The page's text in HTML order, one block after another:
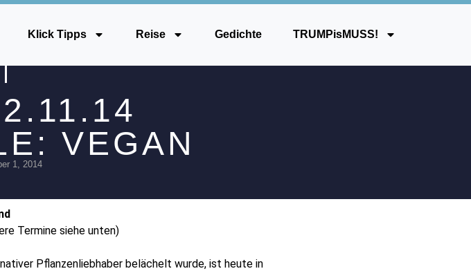
Klick Tipps Reise Gedichte TRUMPisMUSS!
VEGAN
1, 2014
Termine siehe unten)
Pflanzenliebhaber belächelt wurde, ist heute in